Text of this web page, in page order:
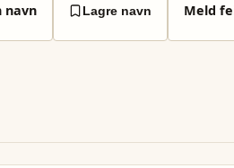
navn Lagre navn Meld